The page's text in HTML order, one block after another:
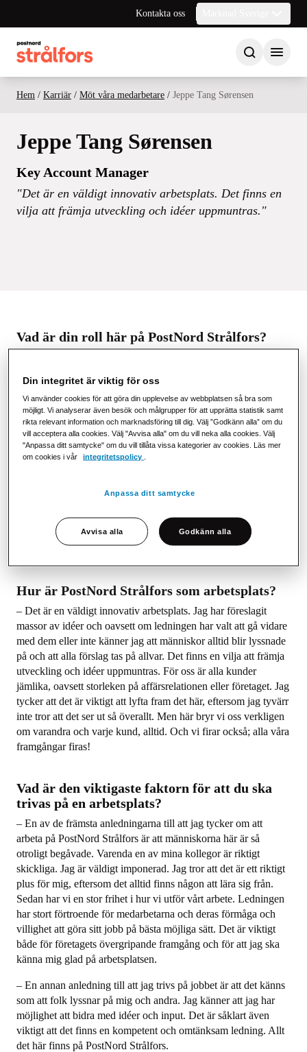
Kontakta oss
Hem / Karriär / Möt våra medarbetare / Jeppe Tang Sørensen
Jeppe Tang Sørensen
Key Account Manager
"Det är en väldigt innovativ arbetsplats. Det finns en
vilja att främja utveckling och idéer uppmuntras."
Vad är din roll här på PostNord Strålfors?
Jag arbetar med väldigt erfarna, kompetenta människor som vet
en hel del om områdena vi är aktiva inom.
– Min första roll på PostNord Strålfors var Account Manager
och jag blev befordrad till Key Account Manager för ett tag
sedan. Jag har haft en väldigt spännande och givande resa
utveckling för mig. Just nu är jag i kontakt med några av de
och gör ditt jobb bra finns det möjlighet för alla medarbetare att
få ännu mer ansvar. Jag tror även att det är enkelt att bli sedd
här och att göra sin åsikt hörd. Alla får komma med input.
Hur är PostNord Strålfors som arbetsplats?
– Det är en väldigt innovativ arbetsplats. Jag har föreslagit
massor av idéer och oavsett om ledningen har valt att gå vidare
med dem eller inte känner jag att människor alltid blir lyssnade
på och att alla förslag tas på allvar. Det finns en vilja att främja
utveckling och idéer uppmuntras. För oss är alla kunder
jämlika, oavsett storleken på affärsrelationen eller företaget. Jag
tycker att det är viktigt att lyfta fram det här, eftersom jag tyvärr
inte tror att det ser ut så överallt. Men här bryr vi oss verkligen
om varandra och varje kund, alltid. Och vi firar också; alla våra
framgångar firas!
Vad är den viktigaste faktorn för att du ska
trivas på en arbetsplats?
– En av de främsta anledningarna till att jag tycker om att
arbeta på PostNord Strålfors är att människorna här är så
otroligt begåvade. Varenda en av mina kollegor är riktigt
skickliga. Jag är väldigt imponerad. Jag tror att det är ett riktigt
plus för mig, eftersom det alltid finns någon att lära sig från.
Sedan har vi en stor frihet i hur vi utför vårt arbete. Ledningen
har stort förtroende för medarbetarna och deras förmåga och
villighet att göra sitt jobb på bästa möjliga sätt. Det är viktigt
både för företagets övergripande framgång och för att jag ska
känna mig glad på arbetsplatsen.
– En annan anledning till att jag trivs på jobbet är att det känns
som att folk lyssnar på mig och andra. Jag känner att jag har
möjlighet att bidra med idéer och input. Det är såklart även
viktigt att det finns en kompetent och omtänksam ledning. Allt
det här finns på PostNord Strålfors.
Din integritet är viktig för oss
Vi använder cookies för att göra din upplevelse av webbplatsen så bra som
möjligt. Vi analyserar även besök och målgrupper för att upprätta statistik samt
rikta relevant information och marknadsföring till dig. Välj ”Godkänn alla” om du
vill acceptera alla cookies. Välj "Avvisa alla" om du vill neka alla cookies. Välj
"Anpassa ditt samtycke" om du vill tillåta vissa kategorier av cookies. Läs mer
om cookies i vår
integritetspolicy
Anpassa ditt samtycke
Avvisa alla Godkänn alla